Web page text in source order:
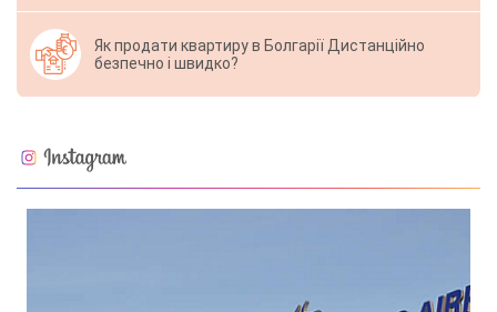
Як продати квартиру в Болгарії Дистанційно
безпечно і швидко?